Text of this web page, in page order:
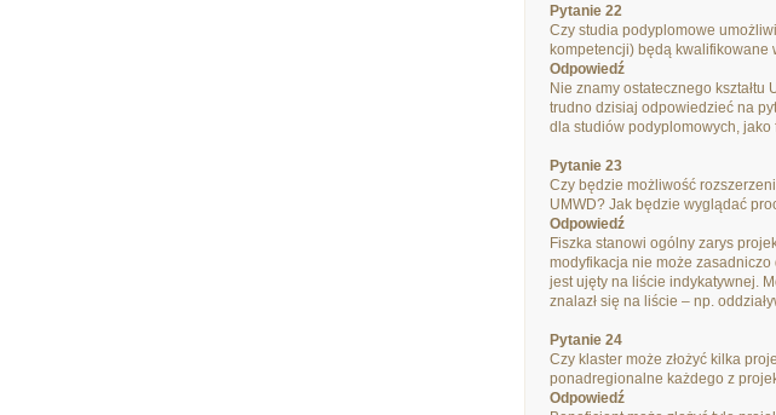
Pytanie 22
Czy studia podyplomowe
kompetencji) będą kwalifikowane
Odpowiedź
Nie znamy ostatecznego
trudno dzisiaj odpowiedzieć na
dla studiów podyplomowych,
Pytanie 23
Czy będzie możliwość
UMWD? Jak będzie wyglądać
Odpowiedź
Fiszka stanowi ogólny zarys
modyfikacja nie może zasadniczo
jest ujęty na liście indykatywnej.
znalazł się na liście – np.
Pytanie 24
Czy klaster może złożyć kilka
ponadregionalne każdego z
Odpowiedź